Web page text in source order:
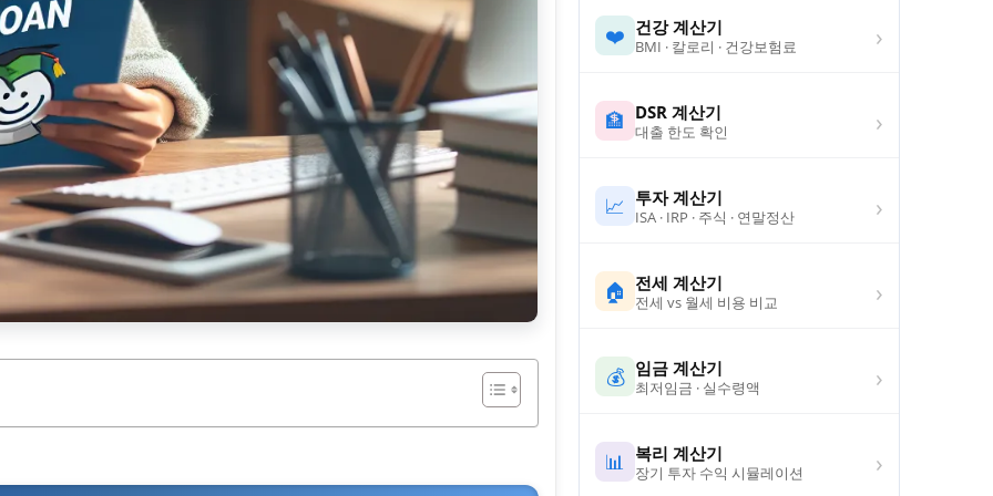
❤️ 건강 계산기
BMI · 칼로리 · 건강보험료 ›
🏦 DSR 계산기
대출 한도 확인 ›
📈 투자 계산기
ISA · IRP · 주식 · 연말정산 ›
🏠 전세 계산기
전세 vs 월세 비용 비교 ›
💰 임금 계산기
최저임금 · 실수령액 ›
📊 복리 계산기
장기 투자 수익 시뮬레이션 ›